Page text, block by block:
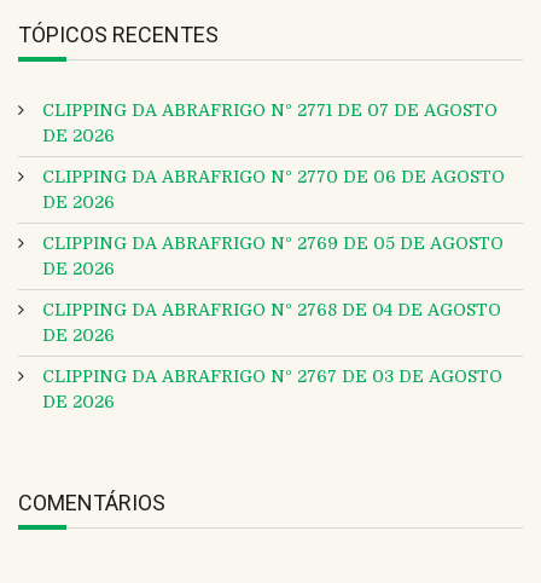
TÓPICOS RECENTES
CLIPPING DA ABRAFRIGO Nº 2771 DE 07 DE AGOSTO
DE 2026
CLIPPING DA ABRAFRIGO Nº 2770 DE 06 DE AGOSTO
DE 2026
CLIPPING DA ABRAFRIGO Nº 2769 DE 05 DE AGOSTO
DE 2026
CLIPPING DA ABRAFRIGO Nº 2768 DE 04 DE AGOSTO
DE 2026
CLIPPING DA ABRAFRIGO Nº 2767 DE 03 DE AGOSTO
DE 2026
COMENTÁRIOS